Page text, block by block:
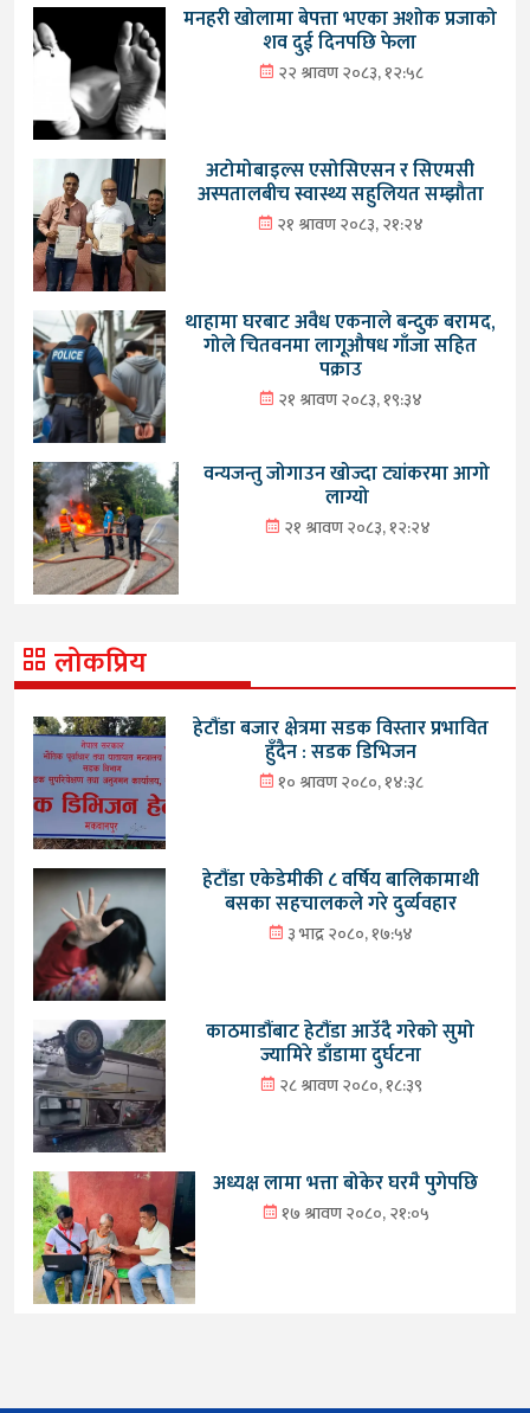
मनहरी खोलामा बेपत्ता भएका अशोक प्रजाको
शव दुई दिनपछि फेला
२२ श्रावण २०८३, १२:५८
अटोमोबाइल्स एसोसिएसन र सिएमसी
अस्पतालबीच स्वास्थ्य सहुलियत सम्झौता
२१ श्रावण २०८३, २१:२४
थाहामा घरबाट अवैध एकनाले बन्दुक बरामद,
गोले चितवनमा लागूऔषध गाँजा सहित
पक्राउ
२१ श्रावण २०८३, १९:३४
वन्यजन्तु जोगाउन खोज्दा ट्यांकरमा आगो
लाग्यो
२१ श्रावण २०८३, १२:२४
लोकप्रिय
हेटौंडा बजार क्षेत्रमा सडक विस्तार प्रभावित
हुँदैन : सडक डिभिजन
१० श्रावण २०८०, १४:३८
हेटौंडा एकेडेमीकी ८ वर्षिय बालिकामाथी
बसका सहचालकले गरे दुर्व्यवहार
३ भाद्र २०८०, १७:५४
काठमाडौंबाट हेटौंडा आउँदै गरेको सुमो
ज्यामिरे डाँडामा दुर्घटना
२८ श्रावण २०८०, १८:३९
अध्यक्ष लामा भत्ता बोकेर घरमै पुगेपछि
१७ श्रावण २०८०, २१:०५